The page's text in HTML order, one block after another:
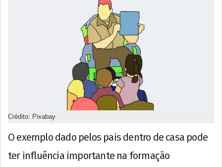
Crédito: Pixabay
O exemplo dado pelos pais dentro de casa pode
ter influência importante na formação